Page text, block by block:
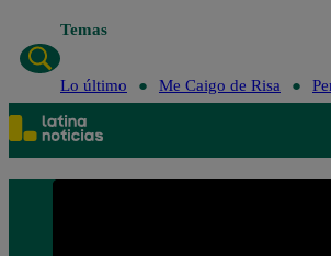
Temas
Lo último Me Caigo de Risa